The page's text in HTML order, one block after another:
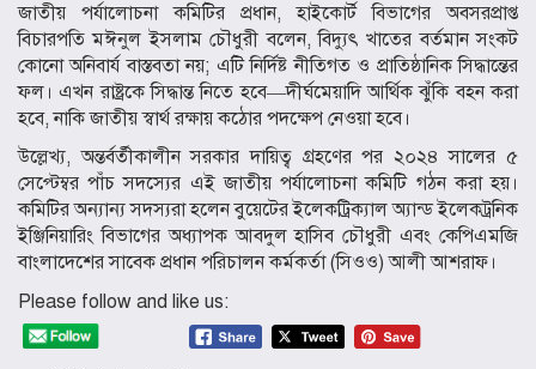
জাতীয় পর্যালোচনা কমিটির প্রধান, হাইকোর্ট বিভাগের অবসরপ্রাপ্ত
বিচারপতি মঈনুল ইসলাম চৌধুরী বলেন, বিদ্যুৎ খাতের বর্তমান সংকট
কোনো অনিবার্য বাস্তবতা নয়; এটি নির্দিষ্ট নীতিগত ও প্রাতিষ্ঠানিক সিদ্ধান্তের
ফল। এখন রাষ্ট্রকে সিদ্ধান্ত নিতে হবে—দীর্ঘমেয়াদি আর্থিক ঝুঁকি বহন করা
হবে, নাকি জাতীয় স্বার্থ রক্ষায় কঠোর পদক্ষেপ নেওয়া হবে।
উল্লেখ্য, অন্তর্বর্তীকালীন সরকার দায়িত্ব গ্রহণের পর ২০২৪ সালের ৫
সেপ্টেম্বর পাঁচ সদস্যের এই জাতীয় পর্যালোচনা কমিটি গঠন করা হয়।
কমিটির অন্যান্য সদস্যরা হলেন বুয়েটের ইলেকট্রিক্যাল অ্যান্ড ইলেকট্রনিক
ইঞ্জিনিয়ারিং বিভাগের অধ্যাপক আবদুল হাসিব চৌধুরী এবং কেপিএমজি
বাংলাদেশের সাবেক প্রধান পরিচালন কর্মকর্তা (সিওও) আলী আশরাফ।
Please follow and like us: